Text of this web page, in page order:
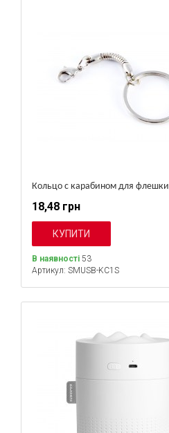
Кольцо с карабином для флешки
18,48 грн
В наявності 53
Артикул: SMUSB-KC1S